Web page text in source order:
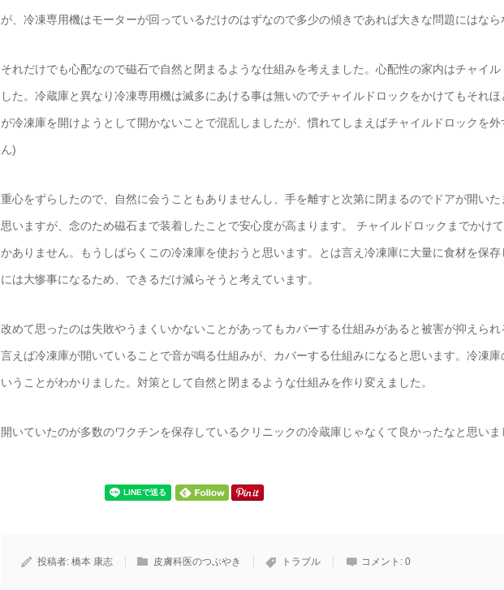
が、冷凍専用機はモーターが回っているだけのはずなので多少の傾きであれば大きな問題にはなら
それだけでも心配なので磁石で自然と閉まるような仕組みを考えました。心配性の家内はチャイ
した。冷蔵庫と異なり冷凍専用機は滅多にあける事は無いのでチャイルドロックをかけてもそれ
が冷凍庫を開けようとして開かないことで混乱しましたが、慣れてしまえばチャイルドロックを
ん)
重心をずらしたので、自然に会うこともありませんし、手を離すと次第に閉まるのでドアが開い
思いますが、念のため磁石まで装着したことで安心度が高まります。 チャイルドロックまでかけ
かありません。もうしばらくこの冷凍庫を使おうと思います。とは言え冷凍庫に大量に食材を保
には大惨事になるため、できるだけ減らそうと考えています。
改めて思ったのは失敗やうまくいかないことがあってもカバーする仕組みがあると被害が抑えら
言えば冷凍庫が開いていることで音が鳴る仕組みが、カバーする仕組みになると思います。冷凍
いうことがわかりました。対策として自然と閉まるような仕組みを作り変えました。
開いていたのが多数のワクチンを保存しているクリニックの冷蔵庫じゃなくて良かったなと思いま
投稿者: 橋本 康志 皮膚科医のつぶやき トラブル コメント: 0